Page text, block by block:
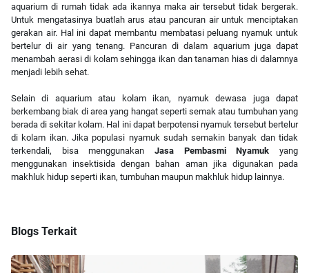
aquarium di rumah tidak ada ikannya maka air tersebut tidak bergerak.
Untuk mengatasinya buatlah arus atau pancuran air untuk menciptakan
gerakan air. Hal ini dapat membantu membatasi peluang nyamuk untuk
bertelur di air yang tenang. Pancuran di dalam aquarium juga dapat
menambah aerasi di kolam sehingga ikan dan tanaman hias di dalamnya
menjadi lebih sehat.
Selain di aquarium atau kolam ikan, nyamuk dewasa juga dapat
berkembang biak di area yang hangat seperti semak atau tumbuhan yang
berada di sekitar kolam. Hal ini dapat berpotensi nyamuk tersebut bertelur
di kolam ikan. Jika populasi nyamuk sudah semakin banyak dan tidak
terkendali, bisa menggunakan Jasa Pembasmi Nyamuk yang
menggunakan insektisida dengan bahan aman jika digunakan pada
makhluk hidup seperti ikan, tumbuhan maupun makhluk hidup lainnya.
Blogs Terkait